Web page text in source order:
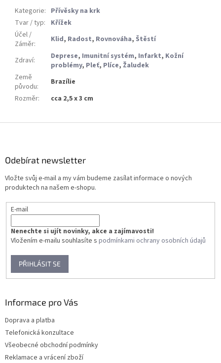
Kategorie: Přívěsky na krk
Tvar / typ:
Křížek
Účel /
Záměr: Klid, Radost, Rovnováha, Štěstí
Zdraví: Deprese, Imunitní systém, Infarkt, Kožní
problémy, Pleť, Plíce, Žaludek
Země
původu:
Brazílie
Rozměr: cca 2,5 x 3 cm
Odebírat newsletter
Vložte svůj e-mail a my vám budeme zasílat informace o nových
produktech na našem e-shopu.
E-mail
Nenechte si ujít novinky, akce a zajímavosti!
Vložením e-mailu souhlasíte s podmínkami ochrany osobních údajů
PŘIHLÁSIT SE
Informace pro Vás
Doprava a platba
Telefonická konzultace
Všeobecné obchodní podmínky
Reklamace a vrácení zboží